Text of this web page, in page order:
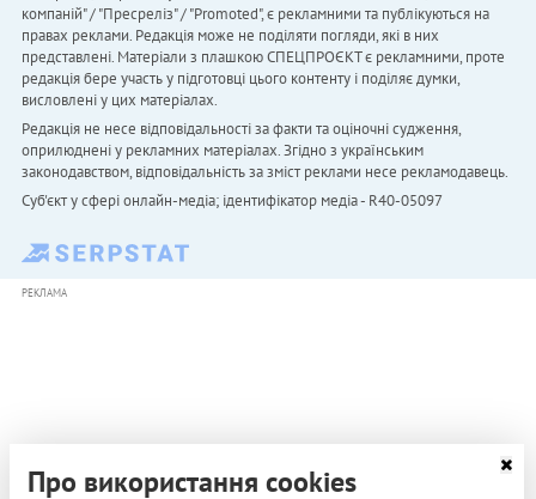
компаній" / "Пресреліз" / "Promoted", є рекламними та публікуються на
правах реклами. Редакція може не поділяти погляди, які в них
представлені. Матеріали з плашкою СПЕЦПРОЄКТ є рекламними, проте
редакція бере участь у підготовці цього контенту і поділяє думки,
висловлені у цих матеріалах.
Редакція не несе відповідальності за факти та оціночні судження,
оприлюднені у рекламних матеріалах. Згідно з українським
законодавством, відповідальність за зміст реклами несе рекламодавець.
Cуб'єкт у сфері онлайн-медіа; ідентифікатор медіа - R40-05097
РЕКЛАМА
Про використання cookies